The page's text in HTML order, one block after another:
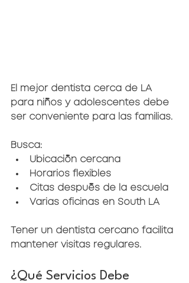
El mejor dentista cerca de LA
para niños y adolescentes debe
ser conveniente para las familias.
Busca:
Ubicación cercana
Horarios flexibles
Citas después de la escuela
Varias oficinas en South LA
Tener un dentista cercano facilita
mantener visitas regulares.
¿Qué Servicios Debe